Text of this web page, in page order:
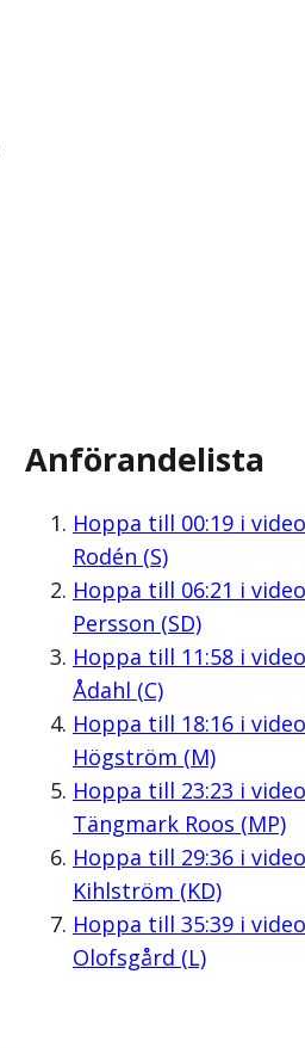
Anförandelista
Hoppa till 00:19i
Rodén (S)
Hoppa till 06:21 i
Persson (SD)
Hoppa till 11:58i
Ådahl (C)
Hoppa till 18:16i
Högström (M)
Hoppa till 23:23 i
Tängmark Roos (MP)
Hoppa till 29:36i
Kihlström (KD)
Hoppa till 35:39i
Olofsgård (L)